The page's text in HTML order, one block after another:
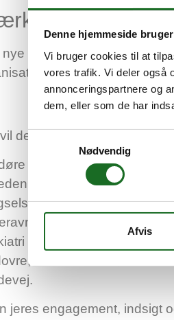
Denne hjemmeside
Vi bruger cookies til at
vores trafik. Vi deler også
annonceringspartnere og
dem, eller som de har
Samtykkevalg
Nødvendig
Afvis
netværk står
nye udsattepolitik er blevet
foreninger og
derfor gerne rette en stor
Kirke, Avedøre
Frivilligcenter
Integrationsrådet i
i Hvidovre, Politiet
– PSPK-koordinatoren,
SSP Hvidovre,
jeres engagement, indsigt